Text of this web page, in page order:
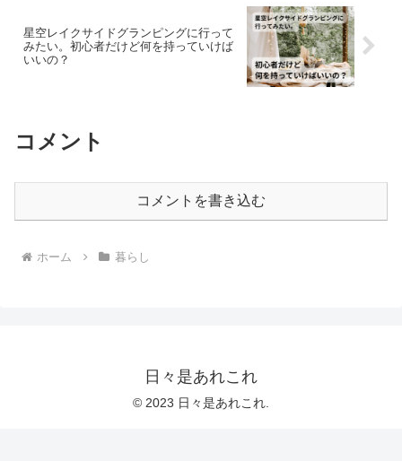
星空レイクサイドグランピングに行って
みたい。初心者だけど何を持っていけば
いいの？
コメント
コメントを書き込む
ホーム 暮らし
日々是あれこれ
© 2023 日々是あれこれ.